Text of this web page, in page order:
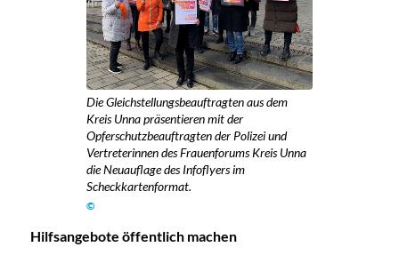
Die Gleichstellungsbeauftragten aus dem
Kreis Unna präsentieren mit der
Opferschutzbeauftragten der Polizei und
Vertreterinnen des Frauenforums Kreis Unna
die Neuauflage des Infoflyers im
Scheckkartenformat.
©
Hilfsangebote öffentlich machen